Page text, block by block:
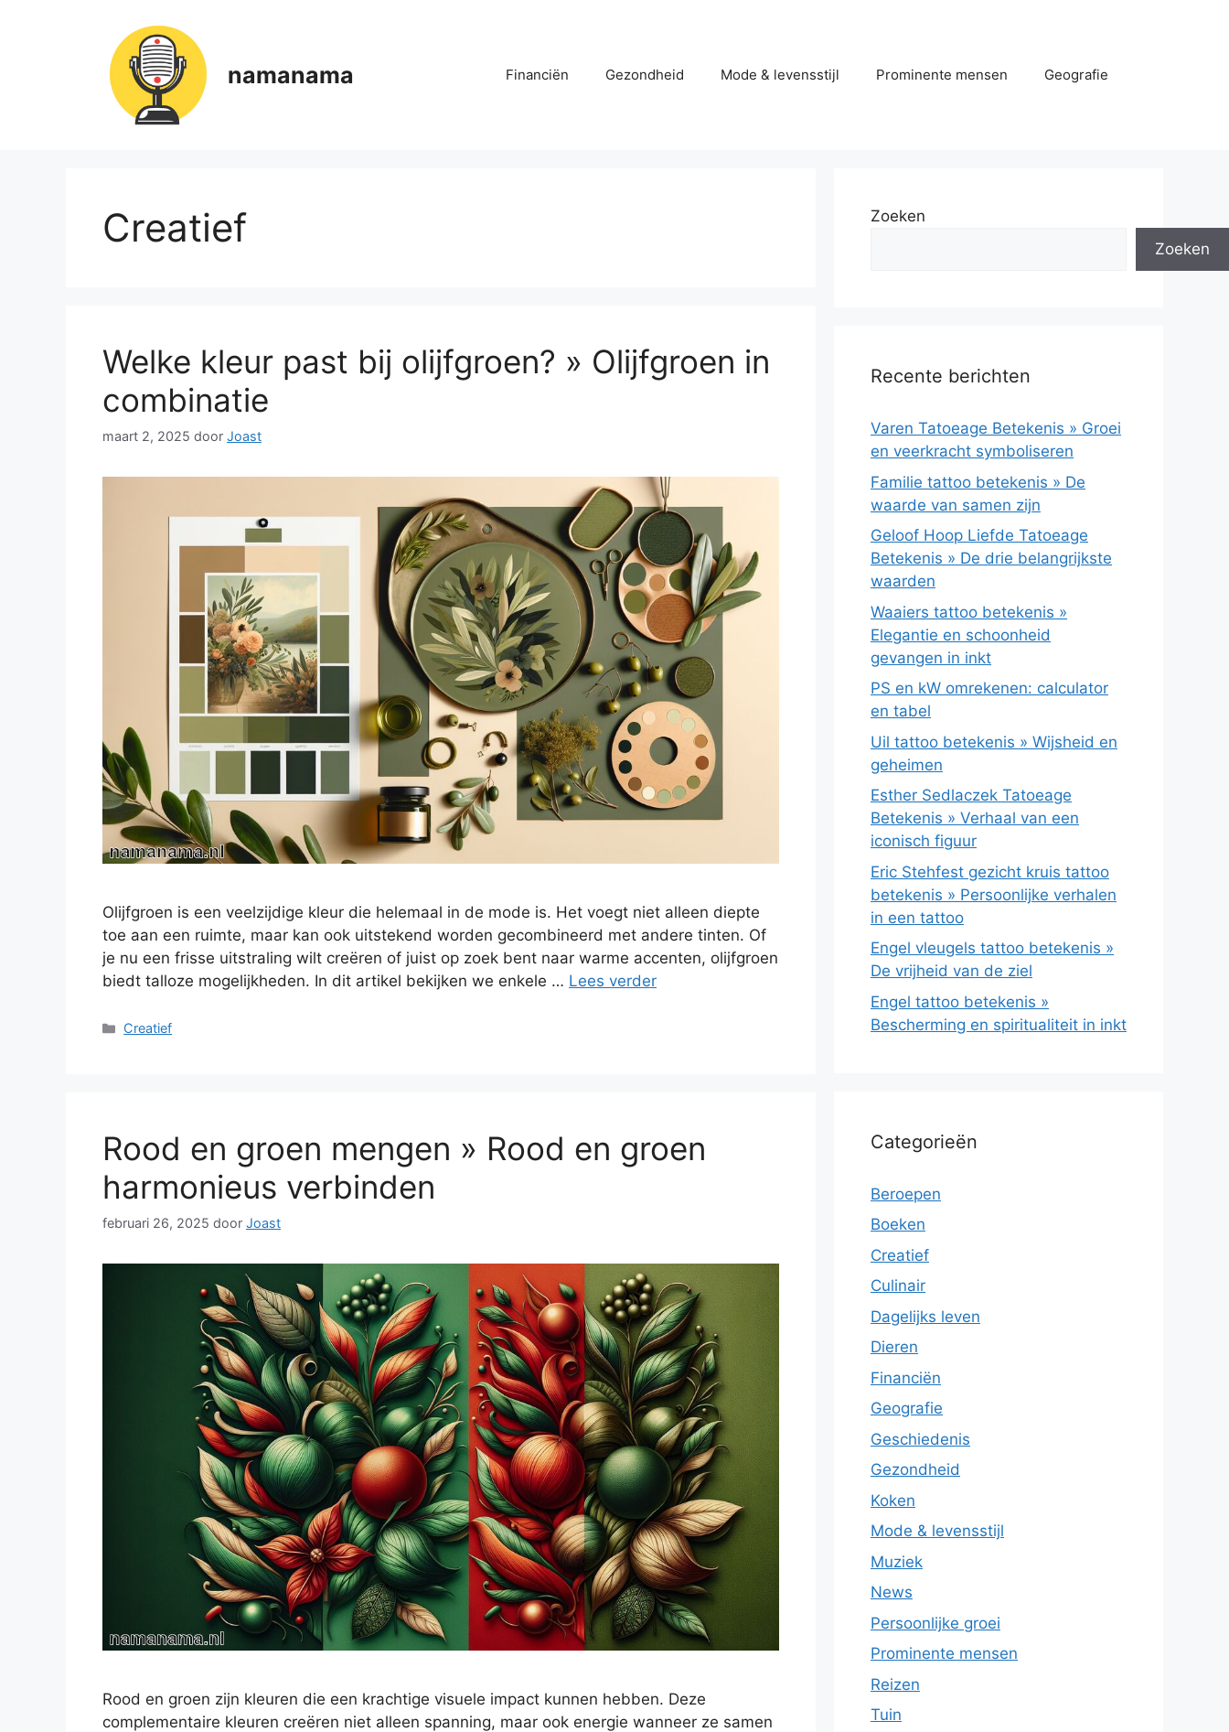
namanama Financiën Gezondheid Mode & levensstijl Prominente mensen Geografie
Creatief
Welke kleur past bij olijfgroen? » Olijfgroen in
combinatie
maart 2, 2025 door Joast
Olijfgroen is een veelzijdige kleur die helemaal in de mode is. Het voegt niet alleen diepte
toe aan een ruimte, maar kan ook uitstekend worden gecombineerd met andere tinten. Of
je nu een frisse uitstraling wilt creëren of juist op zoek bent naar warme accenten, olijfgroen
biedt talloze mogelijkheden. In dit artikel bekijken we enkele … Lees verder
Categorieën
Creatief
Rood en groen mengen » Rood en groen
harmonieus verbinden
februari 26, 2025 door Joast
Rood en groen zijn kleuren die een krachtige visuele impact kunnen hebben. Deze
complementaire kleuren creëren niet alleen spanning, maar ook energie wanneer ze samen
Zoeken
Zoeken
Recente berichten
Varen Tatoeage Betekenis » Groei
en veerkracht symboliseren
Familie tattoo betekenis » De
waarde van samen zijn
Geloof Hoop Liefde Tatoeage
Betekenis » De drie belangrijkste
waarden
Waaiers tattoo betekenis »
Elegantie en schoonheid
gevangen in inkt
PS en kW omrekenen: calculator
en tabel
Uil tattoo betekenis » Wijsheid en
geheimen
Esther Sedlaczek Tatoeage
Betekenis » Verhaal van een
iconisch figuur
Eric Stehfest gezicht kruis tattoo
betekenis » Persoonlijke verhalen
in een tattoo
Engel vleugels tattoo betekenis »
De vrijheid van de ziel
Engel tattoo betekenis »
Bescherming en spiritualiteit in inkt
Categorieën
Beroepen
Boeken
Creatief
Culinair
Dagelijks leven
Dieren
Financiën
Geografie
Geschiedenis
Gezondheid
Koken
Mode & levensstijl
Muziek
News
Persoonlijke groei
Prominente mensen
Reizen
Tuin